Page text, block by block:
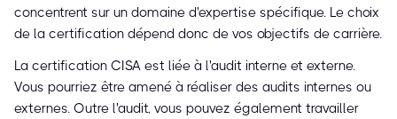
concentrent sur un domaine d'expertise spécifique. Le choix
de la certification dépend donc de vos objectifs de carrière.
La certification CISA est liée à l'audit interne et externe.
Vous pourriez être amené à réaliser des audits internes ou
externes. Outre l'audit, vous pouvez également travailler